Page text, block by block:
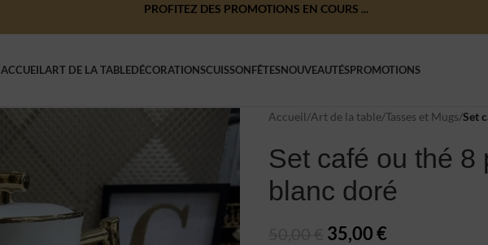
PROFITEZ DES PROMOTIONS EN COURS ...
ACCUEILART DE LA TABLEDÉCORATIONSCUISSONFÊTESNOUVEAUTÉSPROMOTIONS
Accueil/Art de la table/Tasses et Mugs/Set
Set café ou thé
blanc doré
35,00€